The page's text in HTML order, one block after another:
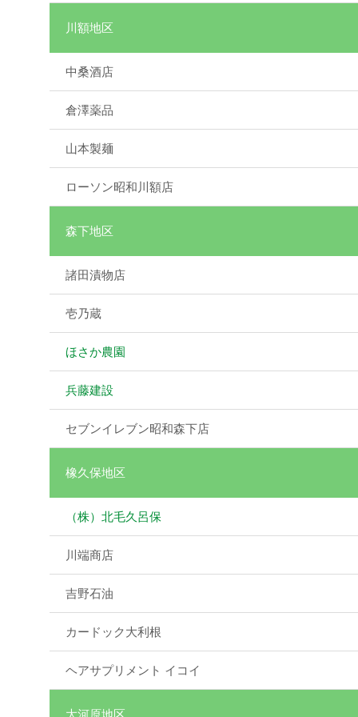
川額地区
中桑酒店
倉澤薬品
山本製麺
ローソン昭和川額店
森下地区
諸田漬物店
壱乃蔵
ほさか農園
兵藤建設
セブンイレブン昭和森下店
橡久保地区
（株）北毛久呂保
川端商店
吉野石油
カードック大利根
ヘアサプリメント イコイ
大河原地区